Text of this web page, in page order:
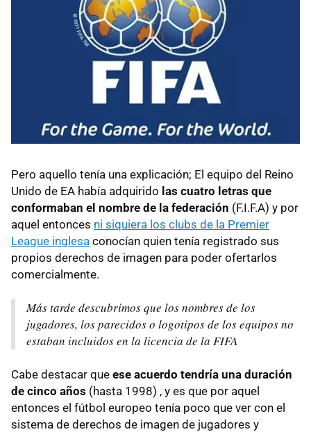
Pero aquello tenía una explicación; El equipo del Reino
Unido de EA había adquirido las cuatro letras que
conformaban el nombre de la federación (F.I.F.A) y por
aquel entonces ni siquiera los clubs de la Premier
League inglesa conocían quien tenía registrado sus
propios derechos de imagen para poder ofertarlos
comercialmente.
Más tarde descubrimos que los nombres de los
jugadores, los parecidos o logotipos de los equipos no
estaban incluidos en la licencia de la FIFA
Cabe destacar que ese acuerdo tendría una duración
de cinco años (hasta 1998) , y es que por aquel
entonces el fútbol europeo tenía poco que ver con el
sistema de derechos de imagen de jugadores y